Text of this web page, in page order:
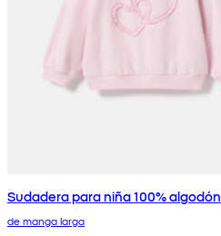
Sudadera para niña 100% algodón
de manga larga